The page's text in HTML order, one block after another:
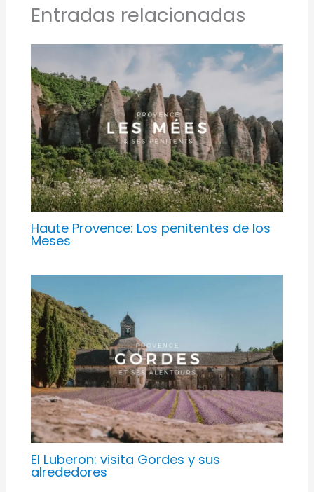
Entradas relacionadas
Haute Provence: Los penitentes de los
Meses
El Luberon: visita Gordes y sus
alrededores